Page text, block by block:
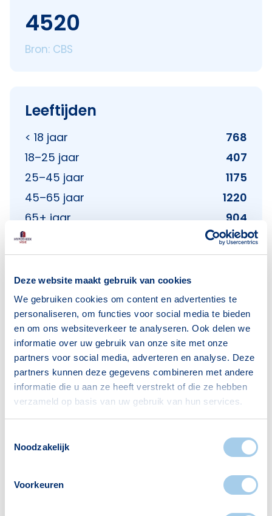
Deze website maakt gebruik van cookies
We gebruiken cookies om content en advertenties te
personaliseren, om functies voor social media te bieden
en om ons websiteverkeer te analyseren. Ook delen we
informatie over uw gebruik van onze site met onze
partners voor social media, adverteren en analyse. Deze
partners kunnen deze gegevens combineren met andere
informatie die u aan ze heeft verstrekt of die ze hebben
verzameld op basis van uw gebruik van hun services.
Noodzakelijk
Voorkeuren
4520
Bron: CBS
Leeftijden
< 18 jaar
768
18–25 jaar
407
25–45 jaar
1175
45–65 jaar
1220
65+ jaar
904
Bron: CBS
Huishoudens
Alleenwonend
497
Gezin zonder kinderen
669
Gezin met kinderen
764
Bron: CBS
Voorzieningen in Achtse